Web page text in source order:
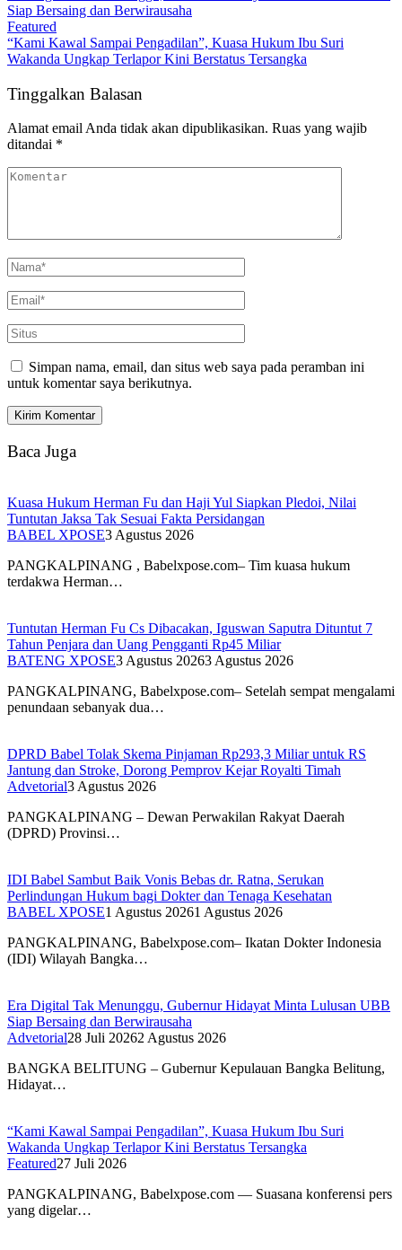
Siap Bersaing dan Berwirausaha
Featured
“Kami Kawal Sampai Pengadilan”, Kuasa Hukum Ibu Suri
Wakanda Ungkap Terlapor Kini Berstatus Tersangka
Tinggalkan Balasan
Alamat email Anda tidak akan dipublikasikan. Ruas yang wajib
ditandai *
Simpan nama, email, dan situs web saya pada peramban ini
untuk komentar saya berikutnya.
Baca Juga
Kuasa Hukum Herman Fu dan Haji Yul Siapkan Pledoi, Nilai
Tuntutan Jaksa Tak Sesuai Fakta Persidangan
BABEL XPOSE3 Agustus 2026
PANGKALPINANG , Babelxpose.com– Tim kuasa hukum
terdakwa Herman…
Tuntutan Herman Fu Cs Dibacakan, Iguswan Saputra Dituntut 7
Tahun Penjara dan Uang Pengganti Rp45 Miliar
BATENG XPOSE3 Agustus 20263 Agustus 2026
PANGKALPINANG, Babelxpose.com– Setelah sempat mengalami
penundaan sebanyak dua…
DPRD Babel Tolak Skema Pinjaman Rp293,3 Miliar untuk RS
Jantung dan Stroke, Dorong Pemprov Kejar Royalti Timah
Advetorial3 Agustus 2026
PANGKALPINANG – Dewan Perwakilan Rakyat Daerah
(DPRD) Provinsi…
IDI Babel Sambut Baik Vonis Bebas dr. Ratna, Serukan
Perlindungan Hukum bagi Dokter dan Tenaga Kesehatan
BABEL XPOSE1 Agustus 20261 Agustus 2026
PANGKALPINANG, Babelxpose.com– Ikatan Dokter Indonesia
(IDI) Wilayah Bangka…
Era Digital Tak Menunggu, Gubernur Hidayat Minta Lulusan UBB
Siap Bersaing dan Berwirausaha
Advetorial28 Juli 20262 Agustus 2026
BANGKA BELITUNG – Gubernur Kepulauan Bangka Belitung,
Hidayat…
“Kami Kawal Sampai Pengadilan”, Kuasa Hukum Ibu Suri
Wakanda Ungkap Terlapor Kini Berstatus Tersangka
Featured27 Juli 2026
PANGKALPINANG, Babelxpose.com — Suasana konferensi pers
yang digelar…